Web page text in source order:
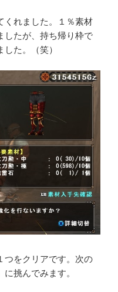
くれました。１％素材
したが、持ち帰り枠で
た。（笑）
つをクリアです。次の
挑んでみます。